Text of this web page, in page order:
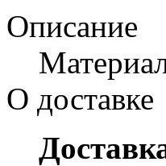
Описание
О доставке